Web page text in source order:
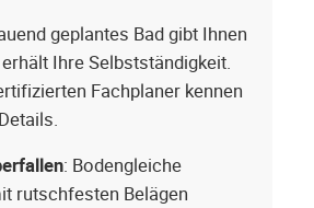
geplantes Bad gibt Ihnen
Ihre Selbstständigkeit.
Fachplaner kennen
: Bodengleiche
rutschfesten Belägen